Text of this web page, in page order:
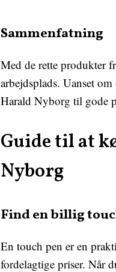
Sammenfatning
Med de rette produkter
arbejdsplads. Uanset
Harald Nyborg til gode
Guide til at
Nyborg
Find en billig
En touch pen er en
fordelagtige priser. Når